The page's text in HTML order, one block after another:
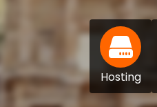
Hosting